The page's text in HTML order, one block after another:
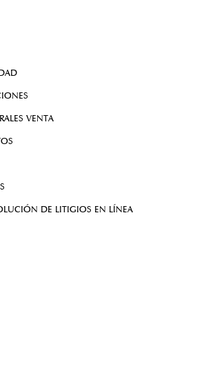
VENTA
DE LITIGIOS EN LÍNEA